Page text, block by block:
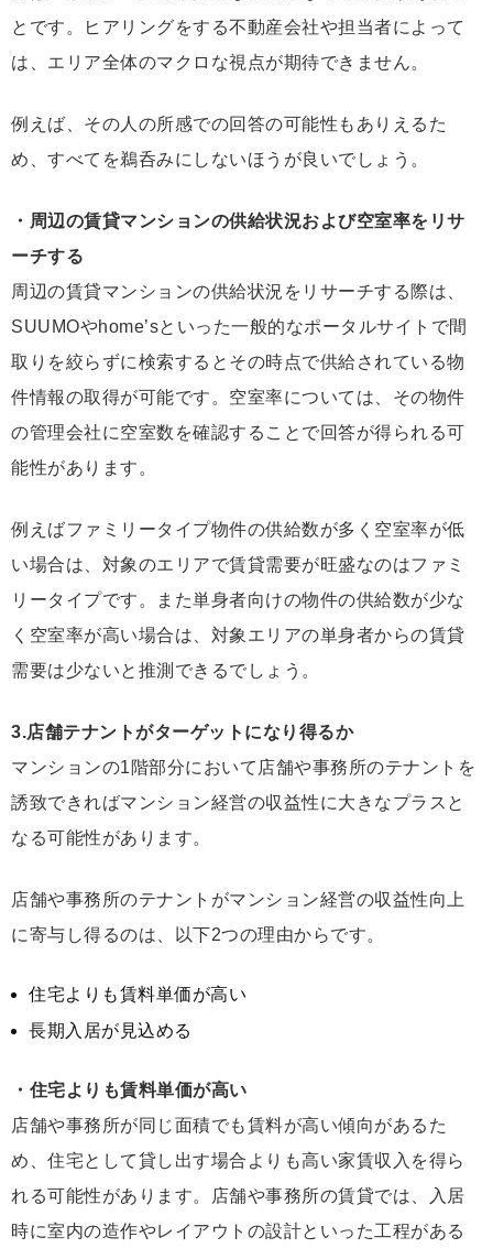
とです。ヒアリングをする不動産会社や担当者によって
は、エリア全体のマクロな視点が期待できません。
例えば、その人の所感での回答の可能性もありえるた
め、すべてを鵜呑みにしないほうが良いでしょう。
・周辺の賃貸マンションの供給状況および空室率をリサ
ーチする
周辺の賃貸マンションの供給状況をリサーチする際は、
SUUMOやhome’sといった一般的なポータルサイトで間
取りを絞らずに検索するとその時点で供給されている物
件情報の取得が可能です。空室率については、その物件
の管理会社に空室数を確認することで回答が得られる可
能性があります。
例えばファミリータイプ物件の供給数が多く空室率が低
い場合は、対象のエリアで賃貸需要が旺盛なのはファミ
リータイプです。また単身者向けの物件の供給数が少な
く空室率が高い場合は、対象エリアの単身者からの賃貸
需要は少ないと推測できるでしょう。
3.店舗テナントがターゲットになり得るか
マンションの1階部分において店舗や事務所のテナントを
誘致できればマンション経営の収益性に大きなプラスと
なる可能性があります。
店舗や事務所のテナントがマンション経営の収益性向上
に寄与し得るのは、以下2つの理由からです。
住宅よりも賃料単価が高い
長期入居が見込める
・住宅よりも賃料単価が高い
店舗や事務所が同じ面積でも賃料が高い傾向があるた
め、住宅として貸し出す場合よりも高い家賃収入を得ら
れる可能性があります。店舗や事務所の賃貸では、入居
時に室内の造作やレイアウトの設計といった工程がある